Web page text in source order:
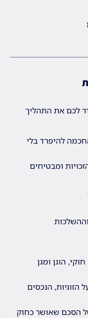
לכם את התהליך
להיפרד בלי
ומבטיחים
הוגן ומגן
הזוגיות, הנכסים
הסכם שאושר כחוק